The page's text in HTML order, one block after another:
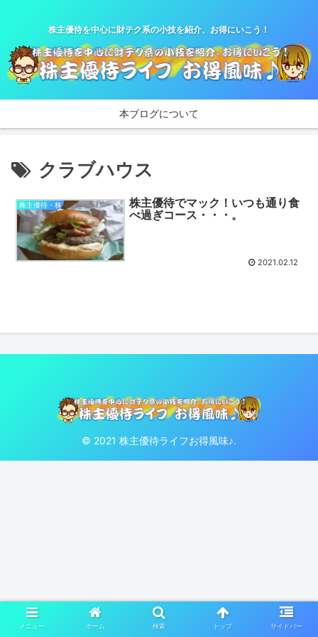
株主優待を中心に財テク系の小技を紹介、お得にいこう！
本ブログについて
クラブハウス
株主優待・株
株主優待でマック！いつも通り食
べ過ぎコース・・・。
2021.02.12
© 2021 株主優待ライフお得風味♪.
メニュー ホーム 検索 トップ サイドバー